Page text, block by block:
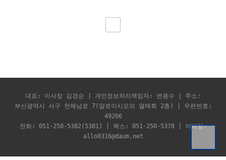
대표: 이사장 김경순 | 개인정보처리책임자: 변용수 | 주소:
부산광역시 서구 천해남로 7(알로이시오의 열매회 2층) | 우편번호:
49266
전화: 051-250-5382(5381) | 팩스: 051-250-5378 | 이메일:
allo0316@daum.net